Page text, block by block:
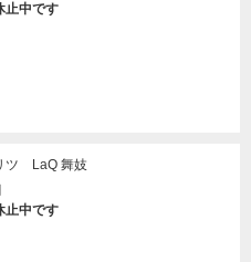
止中です
ツ LaQ 舞妓
止中です